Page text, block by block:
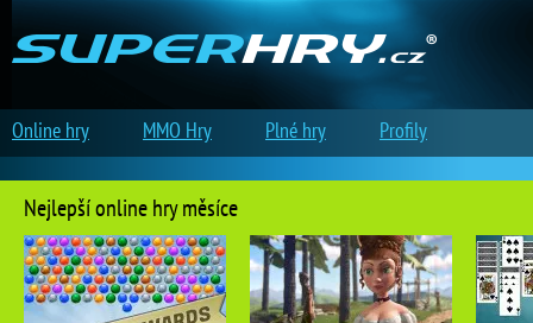
Nejlepší online hry měsíce
Online hry MMO Hry Plné hry Profily